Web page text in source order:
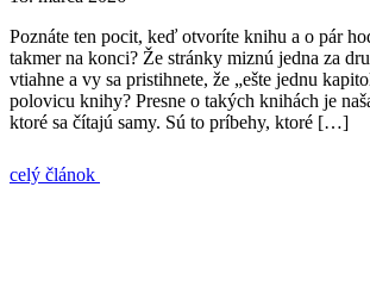
Poznáte ten pocit, keď otvoríte knihu a o pár
takmer na konci? Že stránky miznú jedna za
vtiahne a vy sa pristihnete, že „ešte jednu
polovicu knihy? Presne o takých knihách je
ktoré sa čítajú samy. Sú to príbehy, ktoré […]
celý článok